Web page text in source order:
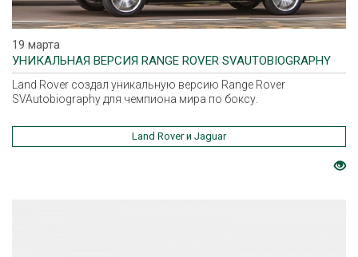
19 марта
УНИКАЛЬНАЯ ВЕРСИЯ RANGE ROVER SVAUTOBIOGRAPHY
Land Rover создал уникальную версию Range Rover
SVAutobiography для чемпиона мира по боксу.
Land Rover и Jaguar